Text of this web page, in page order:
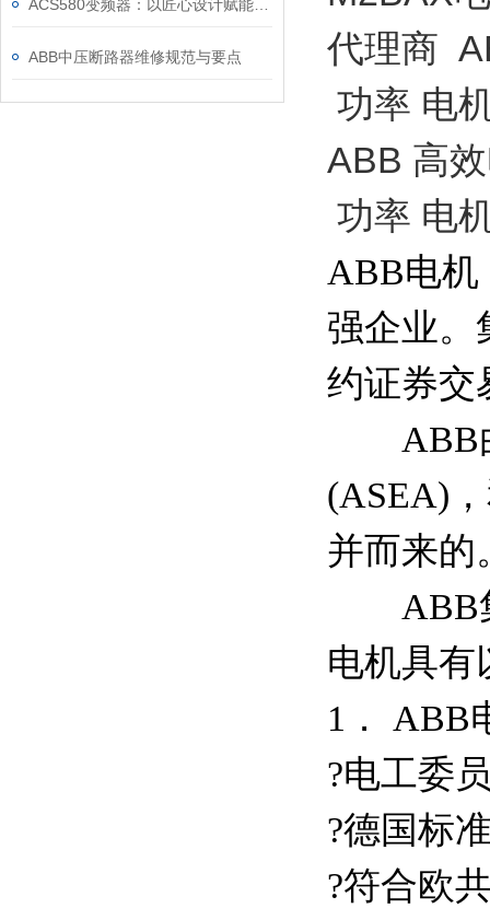
ABB中压断路器维修规范与要点
代理商
功率 电
ABB 高
功率 电
ABB电机
强企业。
约证券交
ABB由
(ASEA)
并而来的
ABB集
电机具有
1． ABB
?电工委
?德国标
?符合欧